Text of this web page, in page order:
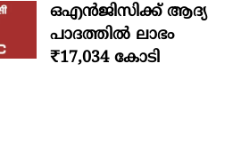
ഒഎന്‍ജിസിക്ക് ആദ്യ
പാദത്തില്‍ ലാഭം
₹17,034 കോടി